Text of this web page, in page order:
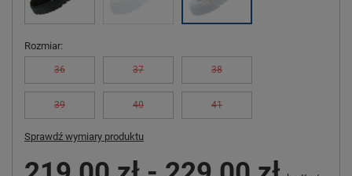
Rozmiar
36 37 38
39 40 41
Sprawdź wymiary produktu